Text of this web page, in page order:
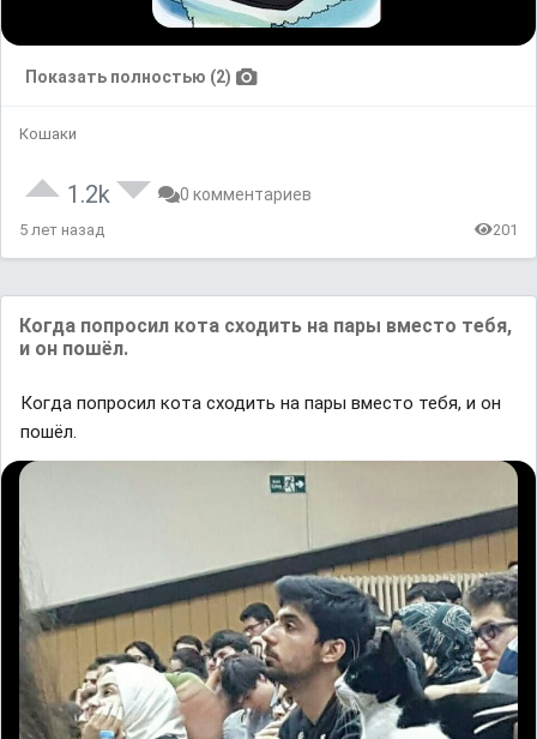
Показать полностью (2)
Кошаки
1.2k 0 комментариев
5 лет назад 201
Когда попросил кота сходить на пары вместо тебя,
и он пошёл.
Когда попросил кота сходить на пары вместо тебя, и он
пошёл.